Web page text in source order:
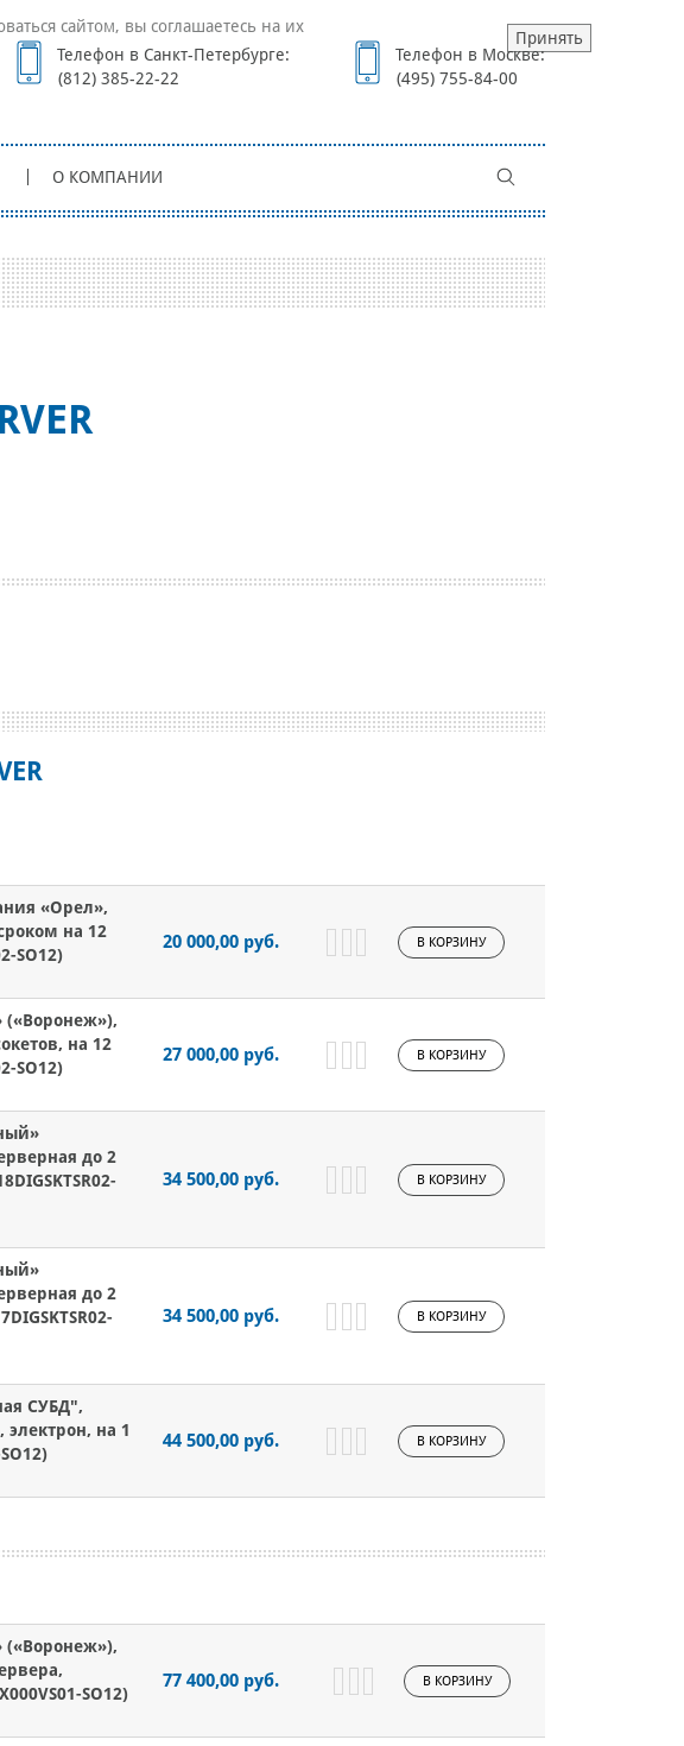
Телефон в Санкт-Петербурге:
(812) 385-22-22
Телефон в Москве:
(495) 755-84-00
О КОМПАНИИ
«Орел»,
на 12
SO12)
20 000,00 руб. В КОРЗИНУ
(«Воронеж»),
на 12
SO12)
27 000,00 руб. В КОРЗИНУ
до 2
34 500,00 руб. В КОРЗИНУ
до 2
34 500,00 руб. В КОРЗИНУ
СУБД",
на 1
44 500,00 руб. В КОРЗИНУ
(«Воронеж»),
SO12)
77 400,00 руб. В КОРЗИНУ
сайтом, вы соглашаетесь на их
Принять